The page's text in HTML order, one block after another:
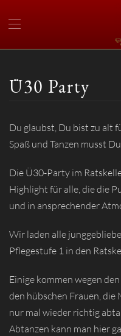
Ü30 Party
Du glaubst, Du bist zu alt
Spaß und Tanzen musst
Die Ü30-Party im
Highlight für alle, die die
und in ansprechender
Wir laden alle
Pflegestufe 1 in den
Einige kommen wegen
den hübschen Frauen, die
nur mal wieder richtig
Abtanzen kann man hier